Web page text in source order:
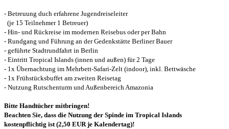
- Betreuung duch erfahrene Jugendreiseleiter
(je 15 Teilnehmer 1 Betreuer)
- Hin- und Rückreise im modernen Reisebus oder per Bahn
- Rundgang und Führung an der Gedenkstätte Berliner Bauer
- geführte Stadtrundfahrt in Berlin
- Eintritt Tropical Islands (innen und außen) für 2 Tage
- 1x Übernachtung im Mehrbett-Safari-Zelt (indoor), inkl. Bettwäsche
- 1x Frühstücksbuffet am zweiten Reisetag
- Nutzung Rutschenturm und Außenbereich Amazonia
Bitte Handtücher mitbringen!
Beachten Sie, dass die Nutzung der Spinde im Tropical Islands
kostenpflichtig ist (2,50 EUR je Kalendertag)!